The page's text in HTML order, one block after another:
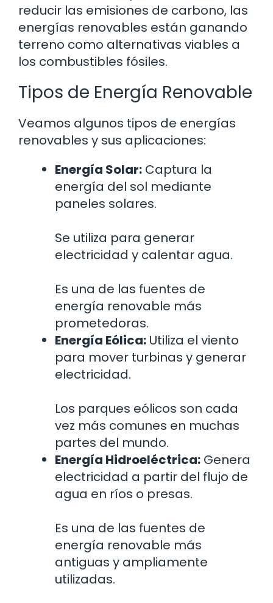
reducir las emisiones de carbono, las
energías renovables están ganando
terreno como alternativas viables a
los combustibles fósiles.
Tipos de Energía Renovable
Veamos algunos tipos de energías
renovables y sus aplicaciones:
Energía Solar: Captura la
energía del sol mediante
paneles solares.
Se utiliza para generar
electricidad y calentar agua.
Es una de las fuentes de
energía renovable más
prometedoras.
Energía Eólica: Utiliza el viento
para mover turbinas y generar
electricidad.
Los parques eólicos son cada
vez más comunes en muchas
partes del mundo.
Energía Hidroeléctrica: Genera
electricidad a partir del flujo de
agua en ríos o presas.
Es una de las fuentes de
energía renovable más
antiguas y ampliamente
utilizadas.